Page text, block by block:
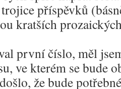
příspěvků
kratších
první číslo, měl
ve kterém se bude
že bude